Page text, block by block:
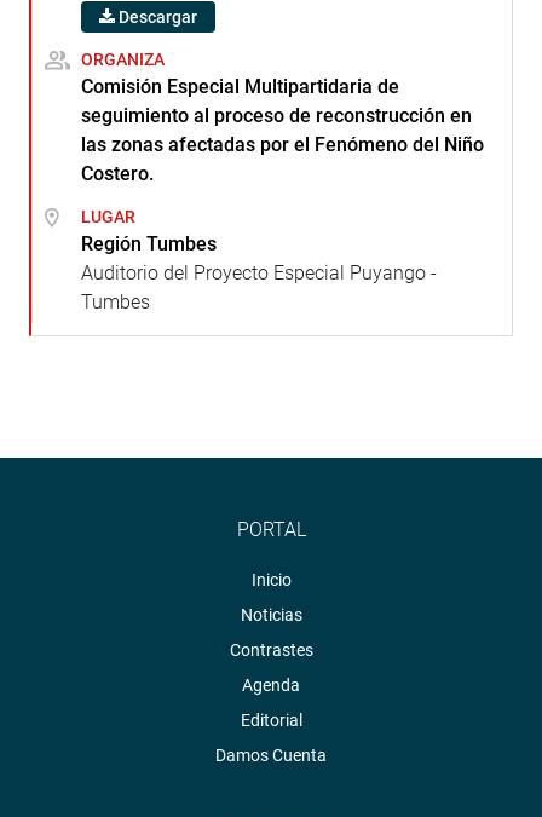
Descargar
ORGANIZA
Comisión Especial Multipartidaria de
seguimiento al proceso de reconstrucción en
las zonas afectadas por el Fenómeno del Niño
Costero.
LUGAR
Región Tumbes
Auditorio del Proyecto Especial Puyango -
Tumbes
PORTAL
Inicio
Noticias
Contrastes
Agenda
Editorial
Damos Cuenta